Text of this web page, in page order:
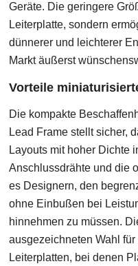
Geräte. Die geringere
Leiterplatte, sondern
dünnerer und leichterer
Markt äußerst
Vorteile
Die kompakte
Lead Frame stellt sicher,
Layouts mit hoher Dichte
Anschlussdrähte und die
es Designern, den
ohne Einbußen bei
hinnehmen zu müssen.
ausgezeichneten Wahl
Leiterplatten, bei denen